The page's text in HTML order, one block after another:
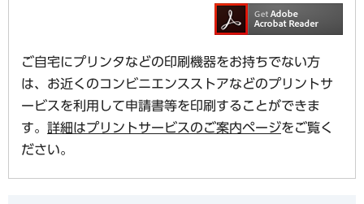
ご自宅にプリンタなどの印刷機器をお持ちでない方
は、お近くのコンビニエンスストアなどのプリントサ
ービスを利用して申請書等を印刷することができま
す。 詳細はプリントサービスのご案内ページをご覧く
ださい。